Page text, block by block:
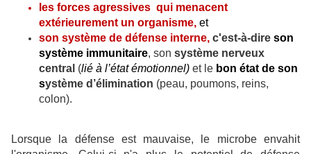
les forces agressives qui menacent
extérieurement un organisme, et
son système de défense interne, c'est-à-dire son
système immunitaire, son système nerveux
central (lié à l’état émotionnel) et le bon état de son
système d’élimination (peau, poumons, reins,
colon).
Lorsque la défense est mauvaise, le microbe envahit